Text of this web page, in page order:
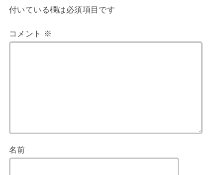
付いている欄は必須項目です
コメント ※
名前